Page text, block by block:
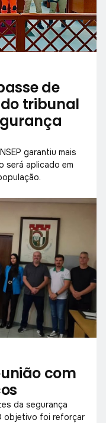
de
tribunal
garantiu mais
será aplicado em
com
da segurança
objetivo foi reforçar